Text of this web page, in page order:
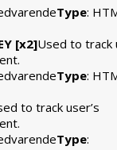
Type:
[x2]Used to track
Type:
to track user’s
Type: